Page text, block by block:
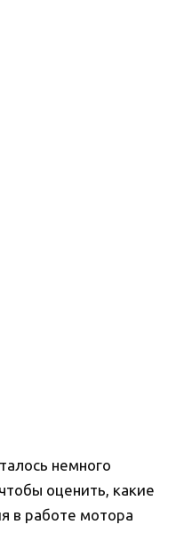
немного
оценить, какие
в работе мотора